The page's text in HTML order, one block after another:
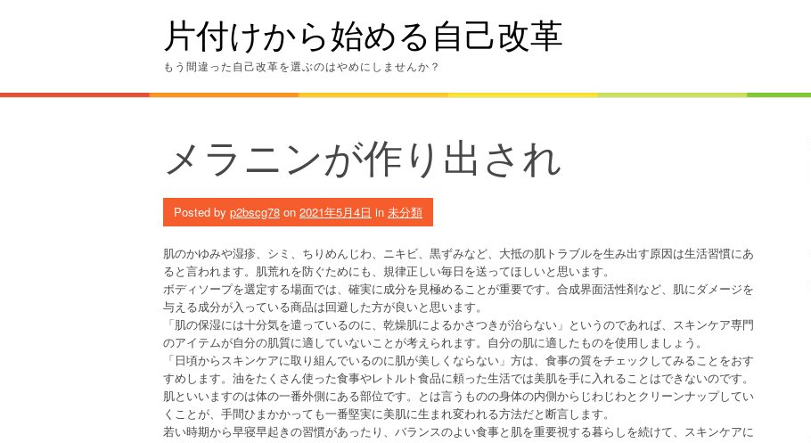
片付けから始める自己改革
もう間違った自己改革を選ぶのはやめにしませんか？
メラニンが作り出され
Posted by p2bscg78 on 2021年5月4日 in 未分類
肌のかゆみや湿疹、シミ、ちりめんじわ、ニキビ、黒ずみなど、大抵の肌トラブルを生み出す原因は生活習慣にあ
ると言われます。肌荒れを防ぐためにも、規律正しい毎日を送ってほしいと思います。
ボディソープを選定する場面では、確実に成分を見極めることが重要です。合成界面活性剤など、肌にダメージを
与える成分が入っている商品は回避した方が良いと思います。
「肌の保湿には十分気を遣っているのに、乾燥肌によるかさつきが治らない」というのであれば、スキンケア専門
のアイテムが自分の肌質に適していないことが考えられます。自分の肌に適したものを使用しましょう。
「日頃からスキンケアに取り組んでいるのに肌が美しくならない」方は、食事の質をチェックしてみることをおす
すめします。油をたくさん使った食事やレトルト食品に頼った生活では美肌を手に入れることはできないのです。
肌といいますのは体の一番外側にある部位です。とは言うものの身体の内側からじわじわとクリーンナップしてい
くことが、手間ひまかかっても一番堅実に美肌に生まれ変われる方法だと断言します。
若い時期から早寝早起きの習慣があったり、バランスのよい食事と肌を重要視する暮らしを続けて、スキンケアに